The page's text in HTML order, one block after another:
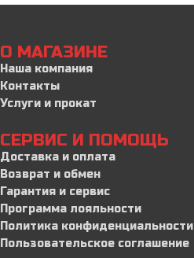
О МАГАЗИНЕ
Наша компания
Контакты
Услуги и прокат
СЕРВИС И ПОМОЩЬ
Доставка и оплата
Возврат и обмен
Гарантия и сервис
Программа лояльности
Политика конфиденциальности
Пользовательское соглашение